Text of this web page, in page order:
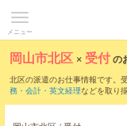
メニュー
岡山市北区 × 受付の
北区の派遣のお仕事情報です。
務・会計・英文経理などを取り